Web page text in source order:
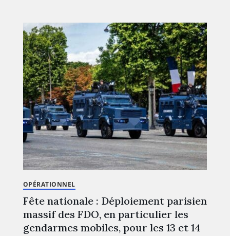
OPÉRATIONNEL
Fête nationale : Déploiement parisien
massif des FDO, en particulier les
gendarmes mobiles, pour les 13 et 14